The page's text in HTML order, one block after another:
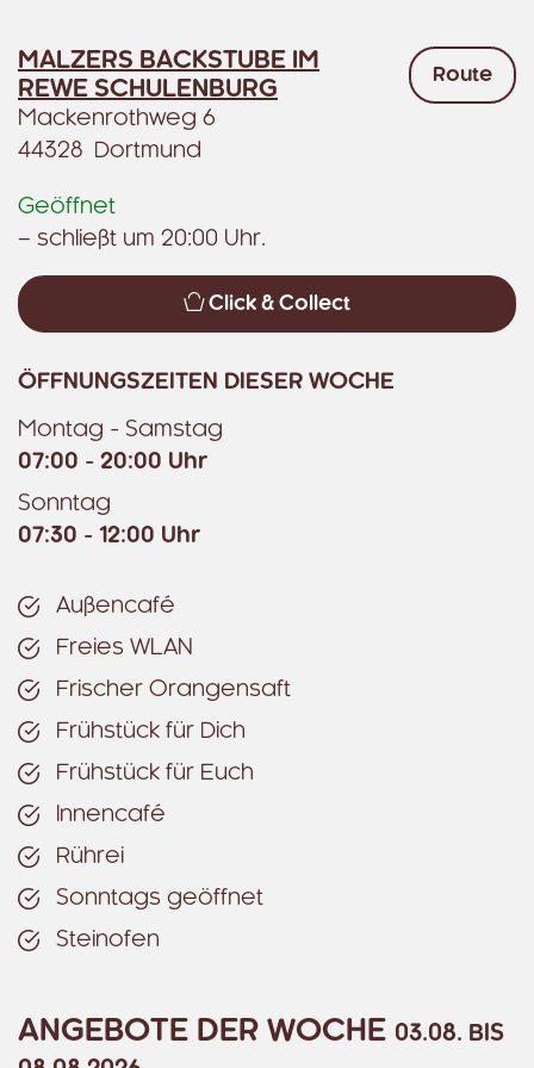
MALZERS BACKSTUBE IM
REWE SCHULENBURG
Mackenrothweg 6
44328 Dortmund
Route
Geöffnet
– schließt um 20:00 Uhr.
Click & Collect
ÖFFNUNGSZEITEN DIESER WOCHE
Montag - Samstag
07:00 - 20:00 Uhr
Sonntag
07:30 - 12:00 Uhr
Außencafé
Freies WLAN
Frischer Orangensaft
Frühstück für Dich
Frühstück für Euch
Innencafé
Rührei
Sonntags geöffnet
Steinofen
ANGEBOTE DER WOCHE 03.08. BIS